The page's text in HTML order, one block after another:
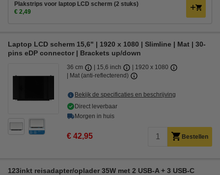
Plakstrips voor laptop LCD scherm (2 stuks)
€ 2,49
Laptop LCD scherm 15,6" | 1920 x 1080 | Slimline | Mat | 30-
pins eDP connector | Brackets up/down
36 cm 15,6 inch
1920 x 1080
Mat (anti-reflecterend)
Bekijk de specificaties en beschrijving
Direct leverbaar
Morgen in huis
€ 42,95 Bestellen
123inkt reisadapter/oplader 35W met 2 USB-A + 3 USB-C